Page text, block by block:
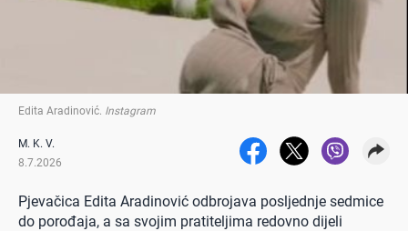
Edita Aradinović. Instagram
M. K. V.
8.7.2026
Pjevačica Edita Aradinović odbrojava posljednje sedmice
do porođaja, a sa svojim pratiteljima redovno dijeli